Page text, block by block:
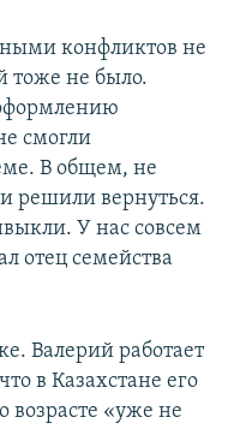
конфликтов не
тоже не было.
смогли
В общем, не
решили вернуться.
У нас совсем
отец семейства
Валерий работает
в Казахстане его
возрасте «уже не